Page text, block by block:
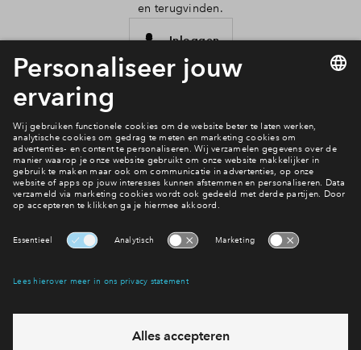
en terugvinden.
Inloggen
Interesse? Meld je dan snel aan
Hiermee blijf je op de hoogte van het belangrijkste nieuws en
eventuele projecten
Ja, ik wil mij aanmelden
712 26 16
6 dagen per week beschikbaar (behalve tijdens
feestdagen)